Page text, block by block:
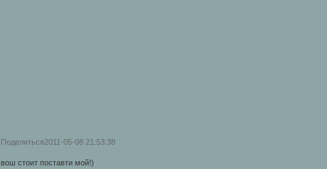
Поделиться2011-05-08 21:53:38
вош стоит поставти мой!)